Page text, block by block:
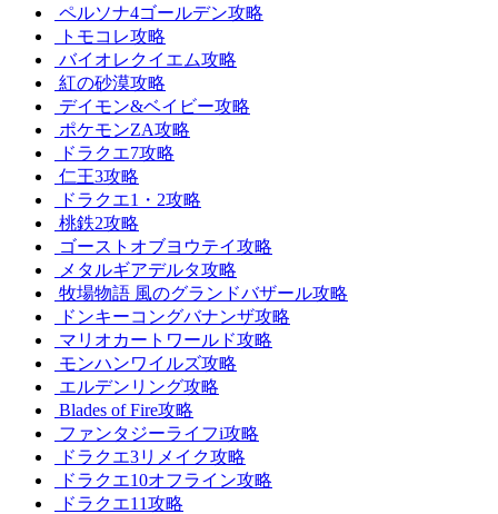
ペルソナ4ゴールデン攻略
トモコレ攻略
バイオレクイエム攻略
紅の砂漠攻略
デイモン&ベイビー攻略
ポケモンZA攻略
ドラクエ7攻略
仁王3攻略
ドラクエ1・2攻略
桃鉄2攻略
ゴーストオブヨウテイ攻略
メタルギアデルタ攻略
牧場物語 風のグランドバザール攻略
ドンキーコングバナンザ攻略
マリオカートワールド攻略
モンハンワイルズ攻略
エルデンリング攻略
Blades of Fire攻略
ファンタジーライフi攻略
ドラクエ3リメイク攻略
ドラクエ10オフライン攻略
ドラクエ11攻略